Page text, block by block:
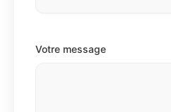
Votre message